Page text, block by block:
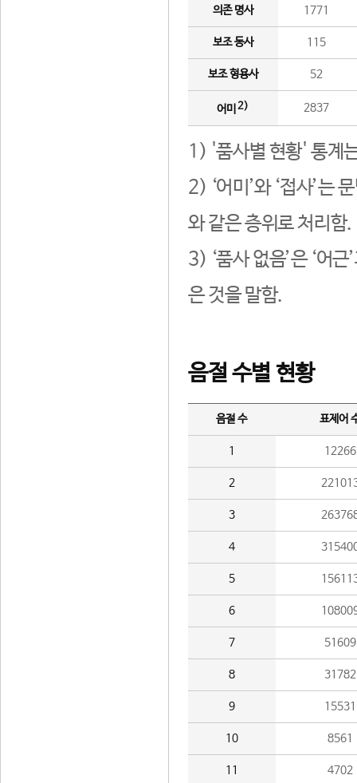
의존 명사 1771
보조 동사 115
보조 형용사 52
어미 2) 2837
1) '품사별 현황' 통계
2) ‘어미’와 ‘접사’는
와 같은 층위로 처리함.
3) ‘품사 없음’은 ‘어
은 것을 말함.
음절 수별 현황
음절 수 표제어
1 12266
2
3
4
5
6
7 51609
8 31782
9 15531
10 8561
11 4702